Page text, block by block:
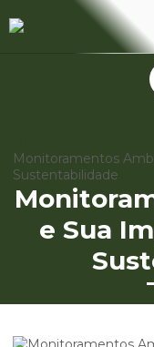
Monitoramentos
Sustentabilidade
e Sua